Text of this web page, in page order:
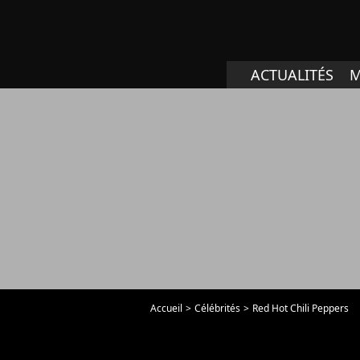
ACTUALITÉS
Accueil Célébrités Red Hot Chili Peppers